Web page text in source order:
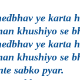
ye karta
khushiyo se
ye karta
khushiyo se
sabko pyar.